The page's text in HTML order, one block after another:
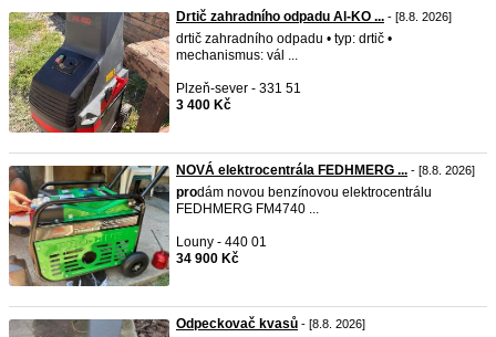
Drtič zahradního odpadu Al-KO ... - [8.8. 2026]
drtič zahradního odpadu • typ: drtič •
mechanismus: vál ...
Plzeň-sever - 331 51
3 400 Kč
NOVÁ elektrocentrála FEDHMERG ... - [8.8. 2026]
prodám novou benzínovou elektrocentrálu
FEDHMERG FM4740 ...
Louny - 440 01
34 900 Kč
Odpeckovač kvasů - [8.8. 2026]